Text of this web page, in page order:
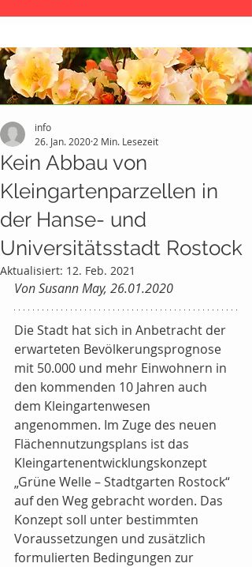
Kein Abbau von
Kleingartenparzellen in
der Hanse- und
Universitätsstadt Rostock
info
26. Jan. 2020 2 Min. Lesezeit
Aktualisiert: 12. Feb. 2021
Von Susann May, 26.01.2020
Die Stadt hat sich in Anbetracht der
erwarteten Bevölkerungsprognose
mit 50.000 und mehr Einwohnern in
den kommenden 10 Jahren auch
dem Kleingartenwesen
angenommen. Im Zuge des neuen
Flächennutzungsplans ist das
Kleingartenentwicklungskonzept
„Grüne Welle – Stadtgarten Rostock“
auf den Weg gebracht worden. Das
Konzept soll unter bestimmten
Voraussetzungen und zusätzlich
formulierten Bedingungen zur